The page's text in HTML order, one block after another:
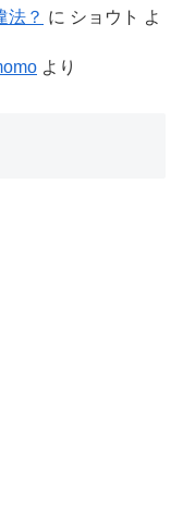
法？ に ショウト よ
より